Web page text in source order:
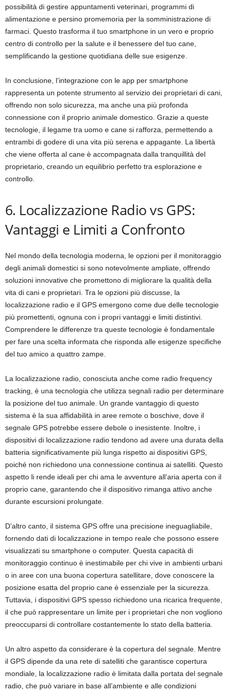
possibilità di gestire appuntamenti veterinari, programmi di
alimentazione e persino promemoria per la somministrazione di
farmaci. Questo trasforma il tuo smartphone in un vero e proprio
centro di controllo per la salute e il benessere del tuo cane,
semplificando la gestione quotidiana delle sue esigenze.
In conclusione, l’integrazione con le app per smartphone
rappresenta un potente strumento al servizio dei proprietari di cani,
offrendo non solo sicurezza, ma anche una più profonda
connessione con il proprio animale domestico. Grazie a queste
tecnologie, il legame tra uomo e cane si rafforza, permettendo a
entrambi di godere di una vita più serena e appagante. La libertà
che viene offerta al cane è accompagnata dalla tranquillità del
proprietario, creando un equilibrio perfetto tra esplorazione e
controllo.
6. Localizzazione Radio vs GPS:
Vantaggi e Limiti a Confronto
Nel mondo della tecnologia moderna, le opzioni per il monitoraggio
degli animali domestici si sono notevolmente ampliate, offrendo
soluzioni innovative che promettono di migliorare la qualità della
vita di cani e proprietari. Tra le opzioni più discusse, la
localizzazione radio e il GPS emergono come due delle tecnologie
più promettenti, ognuna con i propri vantaggi e limiti distintivi.
Comprendere le differenze tra queste tecnologie è fondamentale
per fare una scelta informata che risponda alle esigenze specifiche
del tuo amico a quattro zampe.
La localizzazione radio, conosciuta anche come radio frequency
tracking, è una tecnologia che utilizza segnali radio per determinare
la posizione del tuo animale. Un grande vantaggio di questo
sistema è la sua affidabilità in aree remote o boschive, dove il
segnale GPS potrebbe essere debole o inesistente. Inoltre, i
dispositivi di localizzazione radio tendono ad avere una durata della
batteria significativamente più lunga rispetto ai dispositivi GPS,
poiché non richiedono una connessione continua ai satelliti. Questo
aspetto li rende ideali per chi ama le avventure all’aria aperta con il
proprio cane, garantendo che il dispositivo rimanga attivo anche
durante escursioni prolungate.
D’altro canto, il sistema GPS offre una precisione ineguagliabile,
fornendo dati di localizzazione in tempo reale che possono essere
visualizzati su smartphone o computer. Questa capacità di
monitoraggio continuo è inestimabile per chi vive in ambienti urbani
o in aree con una buona copertura satellitare, dove conoscere la
posizione esatta del proprio cane è essenziale per la sicurezza.
Tuttavia, i dispositivi GPS spesso richiedono una ricarica frequente,
il che può rappresentare un limite per i proprietari che non vogliono
preoccuparsi di controllare costantemente lo stato della batteria.
Un altro aspetto da considerare è la copertura del segnale. Mentre
il GPS dipende da una rete di satelliti che garantisce copertura
mondiale, la localizzazione radio è limitata dalla portata del segnale
radio, che può variare in base all’ambiente e alle condizioni